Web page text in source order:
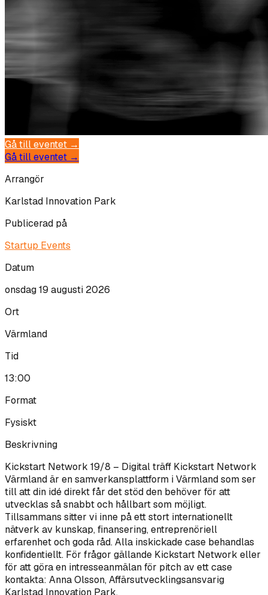
Gå till eventet →
Gå till eventet →
Arrangör
Karlstad Innovation Park
Publicerad på
Startup Events
Datum
onsdag 19 augusti 2026
Ort
Värmland
Tid
13:00
Format
Fysiskt
Beskrivning
Kickstart Network 19/8 – Digital träff Kickstart Network
Värmland är en samverkansplattform i Värmland som ser
till att din idé direkt får det stöd den behöver för att
utvecklas så snabbt och hållbart som möjligt.
Tillsammans sitter vi inne på ett stort internationellt
nätverk av kunskap, finansering, entreprenöriell
erfarenhet och goda råd. Alla inskickade case behandlas
konfidentiellt. För frågor gällande Kickstart Network eller
för att göra en intresseanmälan för pitch av ett case
kontakta: Anna Olsson, Affärsutvecklingsansvarig
Karlstad Innovation Park,